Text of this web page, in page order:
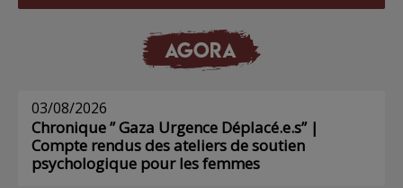
AGORA
03/08/2026
Chronique ” Gaza Urgence Déplacé.e.s” |
Compte rendus des ateliers de soutien
psychologique pour les femmes